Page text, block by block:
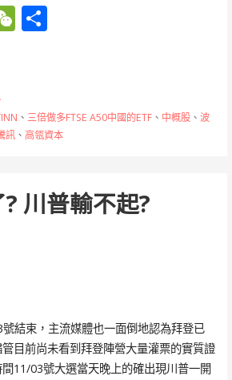
W
at
分
、 三倍做多FTSE A50中國的ETF、 中概股、 波
訊、 高瓴資本
川普輸不起?
結束，主流媒體也一面倒地認為拜登已
目前尚未看到拜登陣營大量灌票的實質證
11/03號大選當天晚上的確出現川普一開